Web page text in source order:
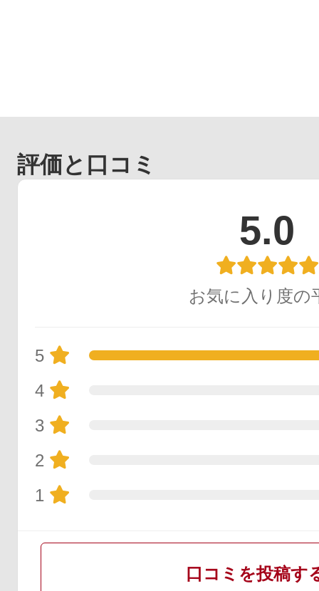
評価と口コミ
5.0
お気に入り度の
5
4
3
2
1
口コミを投稿す